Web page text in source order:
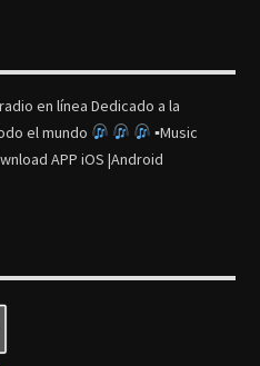
en línea Dedicado a la
el mundo
▪Music
APP iOS |Android